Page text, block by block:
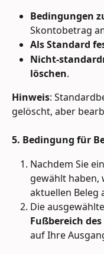
Bedingungen
Skontobetrag
Als Standard
Nicht-
löschen.
Hinweis:
gelöscht, aber
5. Bedingung für
Nachdem Sie
gewählt haben,
aktuellen Beleg
Die
Fußbereich des
auf Ihre